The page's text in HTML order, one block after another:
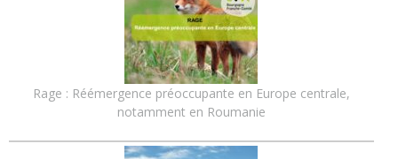
Rage : Réémergence préoccupante en Europe centrale,
notamment en Roumanie